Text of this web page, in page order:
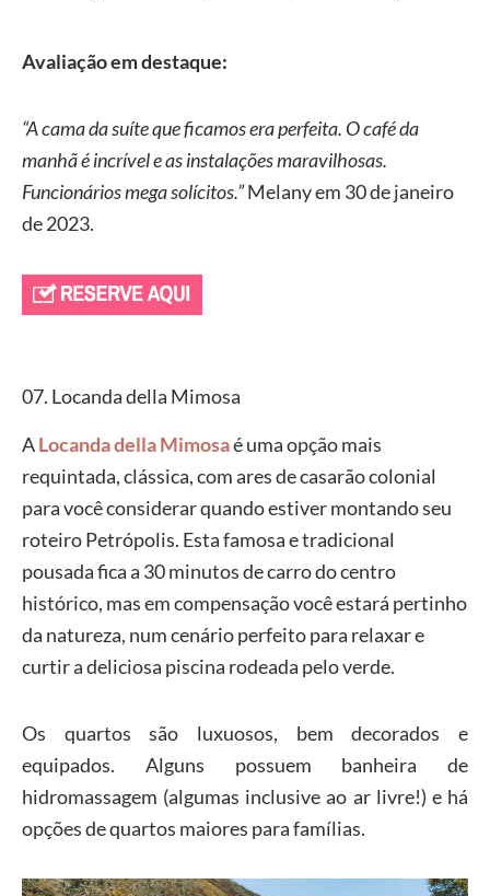
Avaliação em destaque:
“A cama da suíte que ficamos era perfeita. O café da
manhã é incrível e as instalações maravilhosas.
Funcionários mega solícitos.”Melany em 30 de janeiro
de 2023.
07. Locanda della Mimosa
ALocanda della Mimosaé uma opção mais
requintada, clássica, com ares de casarão colonial
para você considerar quando estiver montando seu
roteiro Petrópolis. Esta famosa e tradicional
pousada fica a 30 minutos de carro do centro
histórico, mas em compensação você estará pertinho
da natureza, num cenário perfeito para relaxar e
curtir a deliciosa piscina rodeada pelo verde.
Os quartos são luxuosos, bem decorados e
equipados. Alguns possuem banheira de
hidromassagem (algumas inclusive ao ar livre!) e há
opções de quartos maiores para famílias.